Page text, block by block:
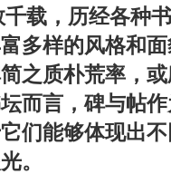
载，历经各种
多样的风格和
之质朴荒率，
而言，碑与帖
们能够体现出
。